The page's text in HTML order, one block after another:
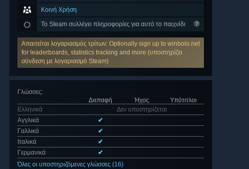
Κοινή Χρήση
Το Steam συλλέγει πληροφορίες για αυτό το παιχνίδι
Απαιτείται λογαριασμός τρίτων: Optionally sign up to winbolo.net
for leaderboards, statistics tracking and more (υποστηρίζει
σύνδεση με λογαριασμό Steam)
Γλώσσες:
Διεπαφή
Ήχος
Υπότιτλοι
Ελληνικά
Δεν υποστηρίζεται
Αγγλικά
✔
Γαλλικά
✔
Ιταλικά
✔
Γερμανικά
✔
Όλες οι υποστηριζόμενες γλώσσες (16)